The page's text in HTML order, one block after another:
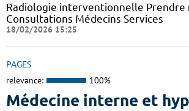
Radiologie interventionnelle Prendre
Consultations Médecins Services
18/02/2026 15:25
PAGES
relevance: 100%
Médecine interne et